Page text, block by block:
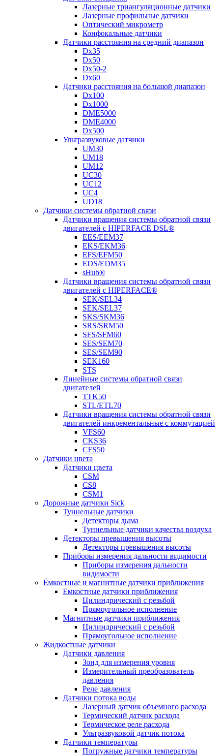
Лазерные триангуляционные датчики
Лазерные профильные датчики
Оптический микрометр
Конфокальные датчики
Датчики расстояния на средний диапазон
Dx35
Dx50
Dx50-2
Dx60
Датчики расстояния на большой диапазон
Dx100
Dx1000
DME5000
DME4000
Dx500
Ультразвуковые датчики
UM30
UM18
UM12
UC30
UC12
UC4
UD18
Датчики системы обратной связи
Датчики вращения системы обратной связи
двигателей с HIPERFACE DSL®
EES/EEM37
EKS/EKM36
EFS/EFM50
EDS/EDM35
sHub®
Датчики вращения системы обратной связи
двигателей с HIPERFACE®
SEK/SEL34
SEK/SEL37
SKS/SKM36
SRS/SRM50
SFS/SFM60
SES/SEM70
SES/SEM90
SEK160
STS
Линейные системы обратной связи
двигателей
TTK50
STL/ETL70
Датчики вращения системы обратной связи
двигателей инкрементальные с коммутацией
VFS60
CKS36
CFS50
Датчики цвета
Датчики цвета
CSM
CS8
CSM1
Дорожные датчики Sick
Туннельные датчики
Детекторы дыма
Туннельные датчики качества воздуха
Детекторы превышения высоты
Детекторы превышения высоты
Приборы измерения дальности видимости
Приборы измерения дальности
видимости
Ёмкостные и магнитные датчики приближения
Емкостные датчики приближения
Цилиндрический с резьбой
Прямоугольное исполнение
Магнитные датчики приближения
Цилиндрический с резьбой
Прямоугольное исполнение
Жидкостные датчики
Датчики давления
Зонд для измерения уровня
Измерительный преобразователь
давления
Реле давления
Датчики потока воды
Лазерный датчик объемного расхода
Термический датчик расхода
Термическое реле расхода
Ультразвуковой датчик потока
Датчики температуры
Погружные датчики температуры